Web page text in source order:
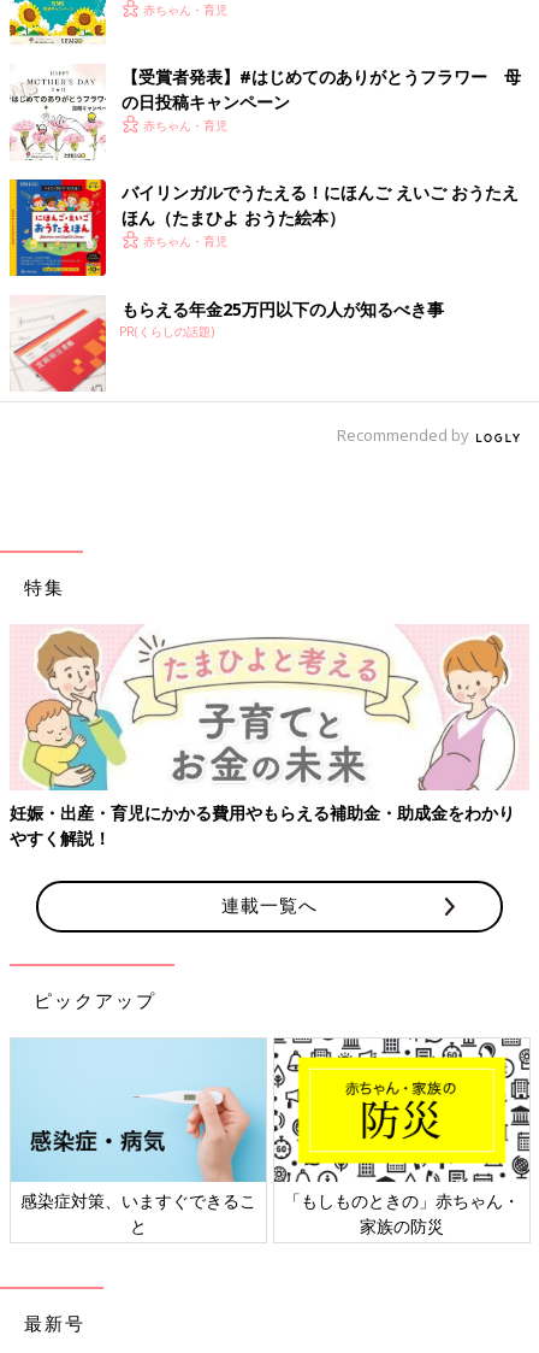
赤ちゃん・育児
【受賞者発表】#はじめてのありがとうフラワー 母
の日投稿キャンペーン
赤ちゃん・育児
バイリンガルでうたえる！にほんご えいご おうたえ
ほん（たまひよ おうた絵本）
赤ちゃん・育児
もらえる年金25万円以下の人が知るべき事
PR(くらしの話題)
Recommended by
特集
妊娠・出産・育児にかかる費用やもらえる補助金・助成金をわかり
やすく解説！
連載一覧へ
ピックアップ
感染症対策、いますぐできるこ
と
「もしものときの」赤ちゃん・
家族の防災
最新号